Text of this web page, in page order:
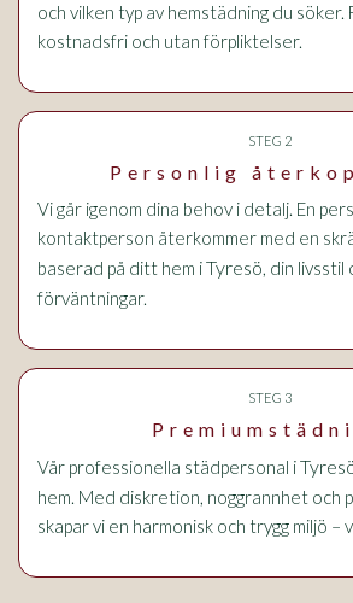
och vilken typ av hemstädning du söker.
kostnadsfri och utan förpliktelser.
STEG 2
Personlig
Vi går igenom dina behov i detalj. En
kontaktperson återkommer med en
baserad på ditt hem i Tyresö, din livsstil
förväntningar.
STEG 3
Vår professionella städpersonal i
hem. Med diskretion, noggrannhet och
skapar vi en harmonisk och trygg miljö –